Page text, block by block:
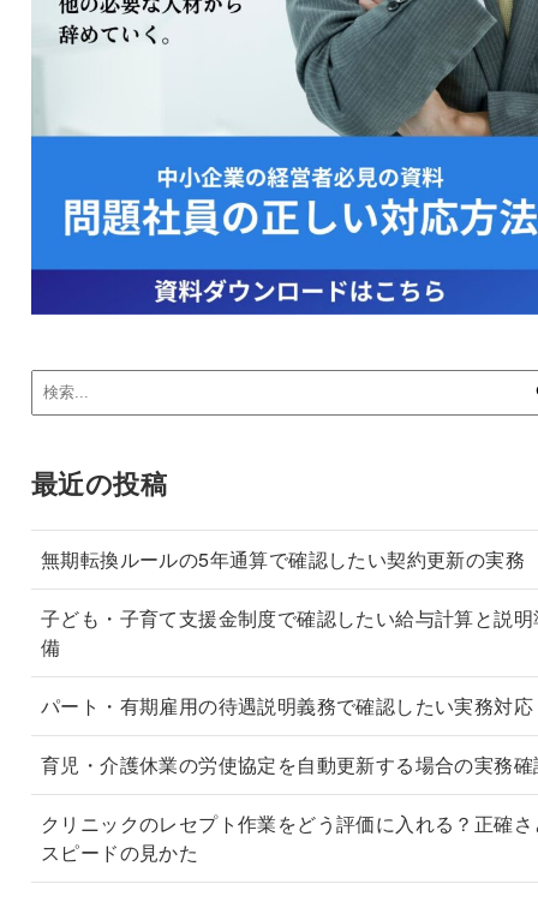
最近の投稿
無期転換ルールの5年通算で確認したい契約更新の実務
子ども・子育て支援金制度で確認したい給与計算と説明
備
パート・有期雇用の待遇説明義務で確認したい実務対応
育児・介護休業の労使協定を自動更新する場合の実務確
クリニックのレセプト作業をどう評価に入れる？正確
スピードの見かた